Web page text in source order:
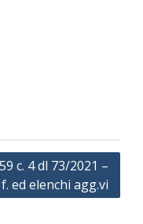
c. 4 dl 73/2021 –
ed elenchi agg.vi